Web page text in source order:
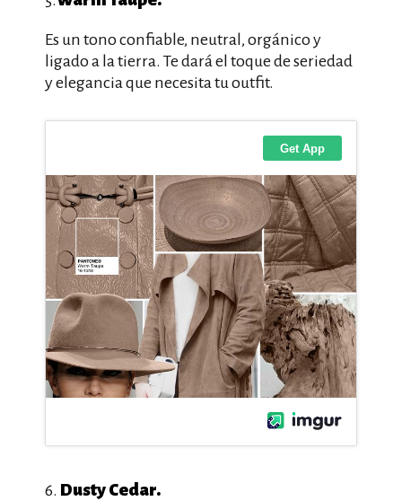
Es un tono confiable, neutral, orgánico y
ligado a la tierra. Te dará el toque de seriedad
y elegancia que necesita tu outfit.
6. Dusty Cedar.